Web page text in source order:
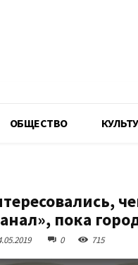
ОБЩЕСТВО
пока
0 715